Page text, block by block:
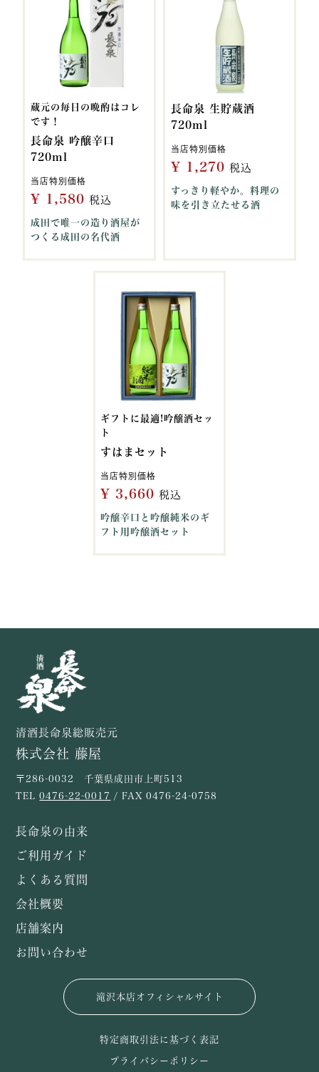
蔵元の毎日の晩酌はコレ
です！
長命泉 吟醸辛口
720ml
当店特別価格
¥ 1,580 税込
成田で唯一の造り酒屋が
つくる成田の名代酒
長命泉 生貯蔵酒
720ml
当店特別価格
¥ 1,270 税込
すっきり軽やか。料理の
味を引き立たせる酒
ギフトに最適!吟醸酒セッ
ト
すはまセット
当店特別価格
¥ 3,660 税込
吟醸辛口と吟醸純米のギ
フト用吟醸酒セット
清酒長命泉総販売元
株式会社 藤屋
〒286-0032 千葉県成田市上町513
TEL0476-22-0017 / FAX 0476-24-0758
長命泉の由来
ご利用ガイド
よくある質問
会社概要
店舗案内
お問い合わせ
滝沢本店オフィシャルサイト
特定商取引法に基づく表記
プライバシーポリシー